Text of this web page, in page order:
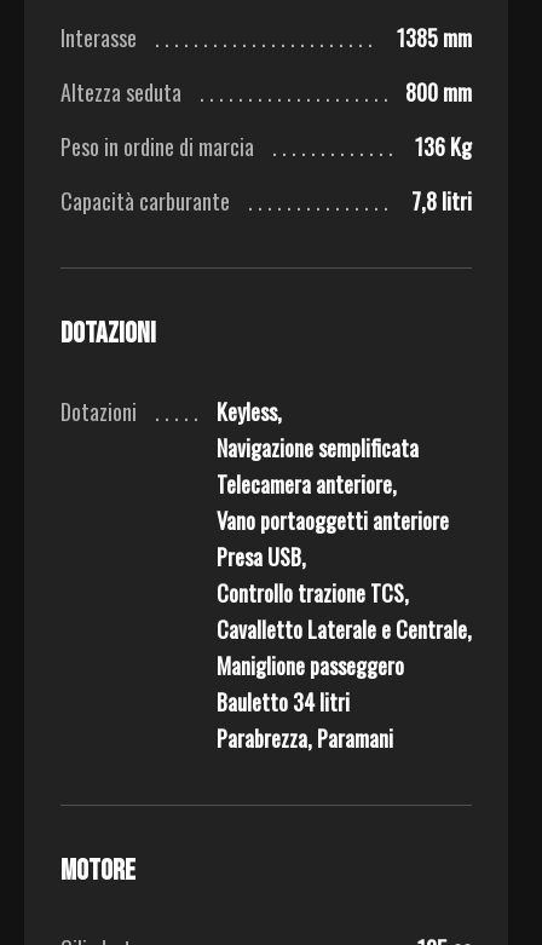
Interasse
1385 mm
Altezza seduta
800 mm
Peso in ordine di marcia
136 Kg
Capacità carburante
7,8 litri
Dotazioni
Dotazioni
Keyless,
Navigazione semplificata
Telecamera anteriore,
Vano portaoggetti anteriore
Presa USB,
Controllo trazione TCS,
Cavalletto Laterale e Centrale,
Maniglione passeggero
Bauletto 34 litri
Parabrezza, Paramani
Motore